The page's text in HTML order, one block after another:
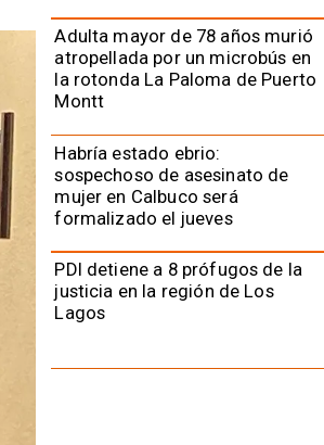
Adulta mayor de 78 años murió
atropellada por un microbús en
la rotonda La Paloma de Puerto
Montt
Habría estado ebrio:
sospechoso de asesinato de
mujer en Calbuco será
formalizado el jueves
PDI detiene a 8 prófugos de la
justicia en la región de Los
Lagos